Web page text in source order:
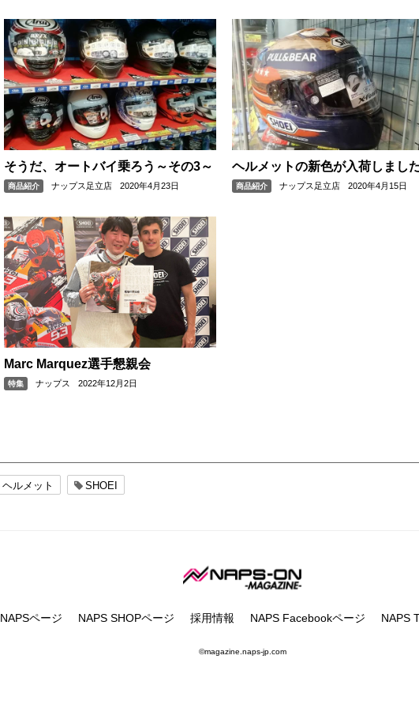
そうだ、オートバイ乗ろう～その3～
商品紹介 ナップス足立店 2020年4月23日
ヘルメットの新色が入荷しまし
商品紹介 ナップス足立店 2020年4月15日
Marc Marquez選手懇親会
特集 ナップス 2022年12月2日
ヘルメット SHOEI
NAPSページ NAPS SHOPページ 採用情報 NAPS Facebookページ NAPS
©magazine.naps-jp.com